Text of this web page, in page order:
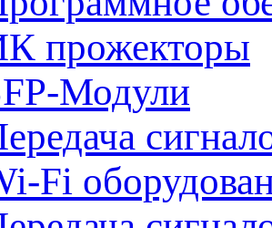
прожекторы
Модули
Fi